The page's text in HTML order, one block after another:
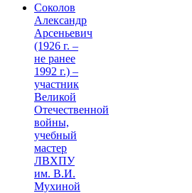
Соколов
Александр
Арсеньевич
(1926 г. –
не ранее
1992 г.) –
участник
Великой
Отечественной
войны,
учебный
мастер
ЛВХПУ
им. В.И.
Мухиной